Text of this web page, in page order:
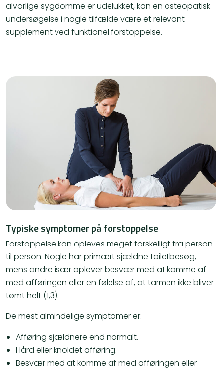
alvorlige sygdomme er udelukket, kan en osteopatisk
undersøgelse i nogle tilfælde være et relevant
supplement ved funktionel forstoppelse.
Typiske symptomer på forstoppelse
Forstoppelse kan opleves meget forskelligt fra person
til person. Nogle har primært sjældne toiletbesøg,
mens andre især oplever besvær med at komme af
med afføringen eller en følelse af, at tarmen ikke bliver
tømt helt (1,3).
De mest almindelige symptomer er:
Afføring sjældnere end normalt.
Hård eller knoldet afføring.
Besvær med at komme af med afføringen eller